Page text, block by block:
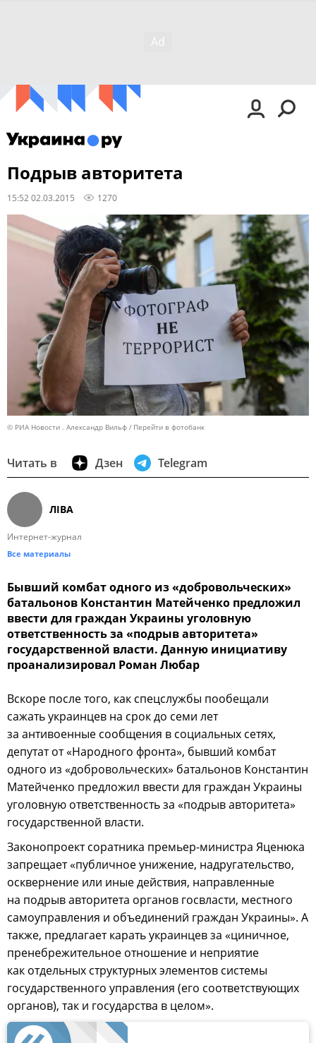
Подрыв авторитета
15:52 02.03.2015 1270
© РИА Новости . Александр Вильф Перейти в фотобанк
Читать в Дзен Telegram
ЛIВА
Интернет-журнал
Все материалы
Бывший комбат одного из «добровольческих»
батальонов Константин Матейченко предложил
ввести для граждан Украины уголовную
ответственность за «подрыв авторитета»
государственной власти. Данную инициативу
проанализировал Роман Любар
Вскоре после того, как спецслужбы пообещали
сажать украинцев на срок до семи лет
за антивоенные сообщения в социальных сетях,
депутат от «Народного фронта», бывший комбат
одного из «добровольческих» батальонов Константин
Матейченко предложил ввести для граждан Украины
уголовную ответственность за «подрыв авторитета»
государственной власти.
Законопроект соратника премьер-министра Яценюка
запрещает «публичное унижение, надругательство,
осквернение или иные действия, направленные
на подрыв авторитета органов госвласти, местного
самоуправления и объединений граждан Украины». А
также, предлагает карать украинцев за «циничное,
пренебрежительное отношение и неприятие
как отдельных структурных элементов системы
государственного управления (его соответствующих
органов), так и государства в целом».